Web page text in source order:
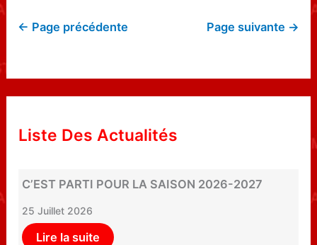
← Page précédente Page suivante →
Liste Des Actualités
C’EST PARTI POUR LA SAISON 2026-2027
25 Juillet 2026
Lire la suite